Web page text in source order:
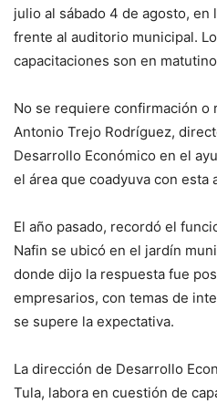
julio al sábado 4 de agosto, en
frente al auditorio municipal.
capacitaciones son en
No se requiere confirmación
Antonio Trejo Rodríguez,
Desarrollo Económico en el
el área que coadyuva con esta
El año pasado, recordó el
Nafin se ubicó en el jardín
donde dijo la respuesta fue
empresarios, con temas de
se supere la expectativa.
La dirección de Desarrollo
Tula, labora en cuestión de